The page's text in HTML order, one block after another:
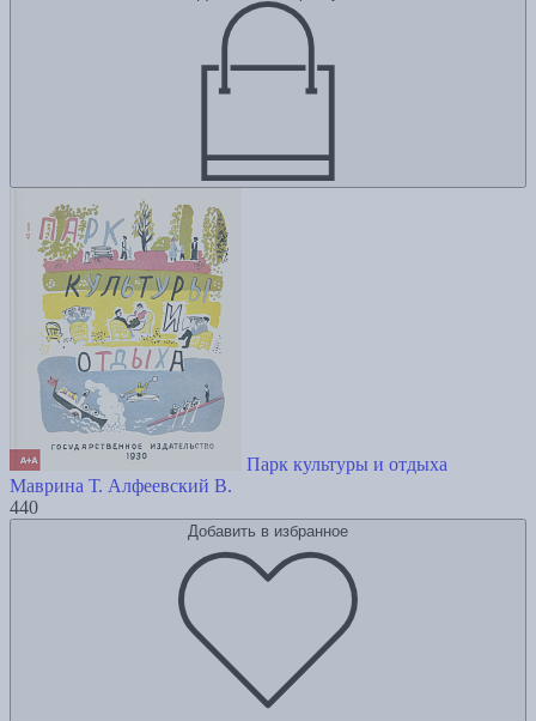
Парк культуры и отдыха
Маврина Т. Алфеевский В.
440
Добавить в избранное